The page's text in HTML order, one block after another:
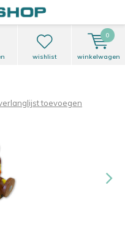
wishlist winkelwagen
0
toevoegen